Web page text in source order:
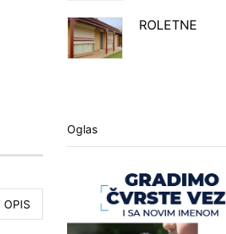
OPIS
ROLETNE
Oglas